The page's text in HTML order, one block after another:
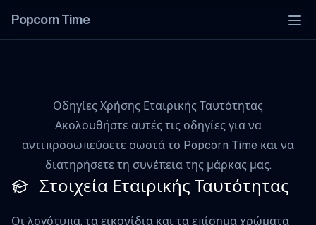
Popcorn Time
Οδηγίες Χρήσης Εταιρικής Ταυτότητας
Ακολουθήστε αυτές τις οδηγίες για να
αντιπροσωπεύσετε σωστά το Popcorn Time και να
διατηρήσετε τη συνέπεια της μάρκας μας.
Στοιχεία Εταιρικής Ταυτότητας
Οι λογότυπα, τα εικονίδια και τα επίσημα χρώματα